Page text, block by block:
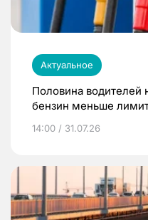
Актуальное
Половина водителей
бензин меньше
14:00 / 31.07.26